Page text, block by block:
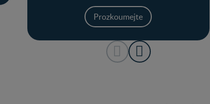
Prozkoumejte